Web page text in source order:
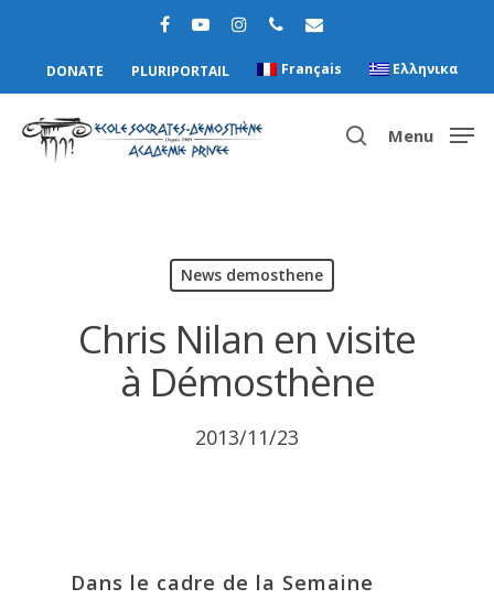
DONATE PLURIPORTAIL Français Ελληνικα
Menu
News demosthene
Chris Nilan en visite
à Démosthène
2013/11/23
Dans le cadre de la Semaine